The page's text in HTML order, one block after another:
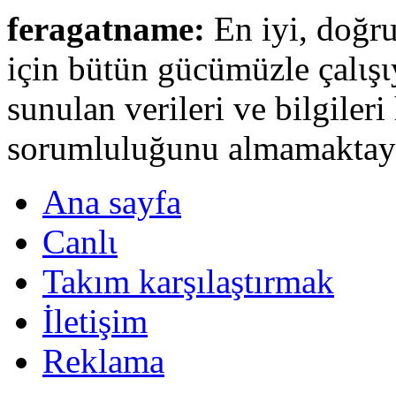
feragatname: En iyi,
için bütün gücümüzle
sunulan verileri ve bilgileri
sorumluluğunu
Ana sayfa
Canlι
Takım karşılaştırmak
İletişim
Reklama